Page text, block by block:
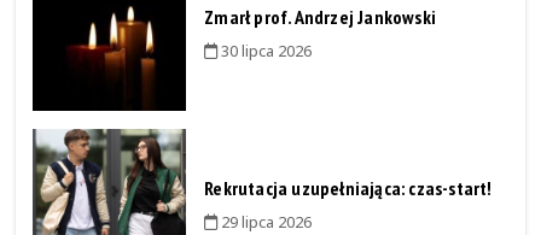
Zmarł prof. Andrzej Jankowski
30 lipca 2026
Rekrutacja uzupełniająca: czas-start!
29 lipca 2026